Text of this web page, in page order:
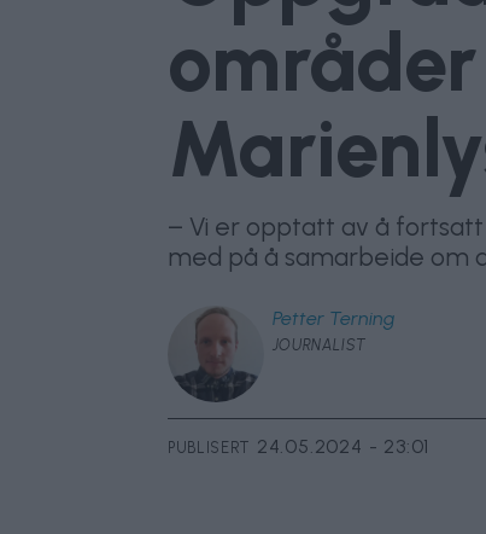
– Vi er opptatt av å
med på å samarbeide om
Petter Terning
JOURNALIST
PUBLISERT 24.05.2024 - 23:01